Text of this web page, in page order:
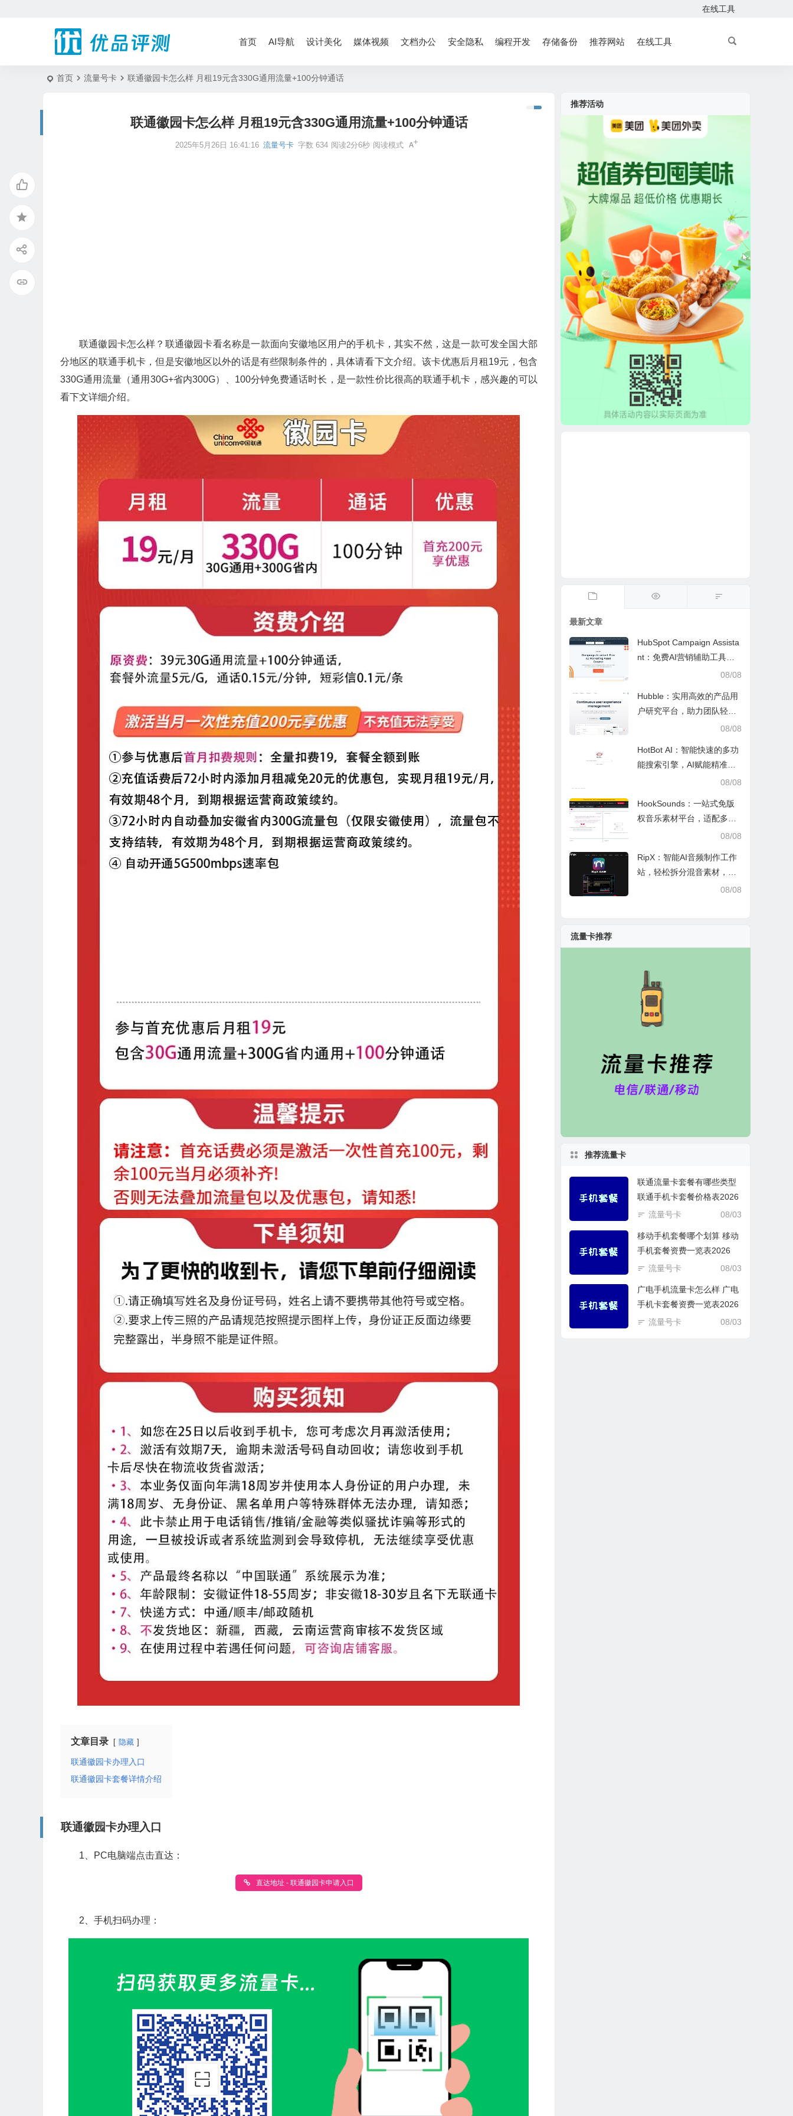
在线工具
首页 AI导航 设计美化 媒体视频 文档办公 安全隐私 编程开发 存储备份 推荐网站 在线工具
首页 流量号卡 联通徽园卡怎么样 月租19元含330G通用流量+100分钟通话
联通徽园卡怎么样 月租19元含330G通用流量+100分钟通话
2025年5月26日 16:41:16 流量号卡 字数 634 阅读2分6秒 阅读模式
联通徽园卡怎么样？联通徽园卡看名称是一款面向安徽地区用户的手机卡，其实不然，这是一款可发全国大部
分地区的联通手机卡，但是安徽地区以外的话是有些限制条件的，具体请看下文介绍。该卡优惠后月租19元，包含
330G通用流量（通用30G+省内300G）、100分钟免费通话时长，是一款性价比很高的联通手机卡，感兴趣的可以
看下文详细介绍。
文章目录 隐藏
联通徽园卡办理入口
联通徽园卡套餐详情介绍
联通徽园卡办理入口
1、PC电脑端点击直达：
直达地址 - 联通徽园卡申请入口
2、手机扫码办理：
推荐活动
最新文章
HubSpot Campaign Assista
nt：免费AI营销辅助工具，
快速写文案提效优化营销工
08/08
Hubble：实用高效的产品用
户研究平台，助力团队轻松
08/08
HotBot AI：智能快速的多功
能搜索引擎，AI赋能精准检
08/08
HookSounds：一站式免版
权音乐素材平台，适配多场
08/08
RipX：智能AI音频制作工作
站，轻松拆分混音素材，助
08/08
流量卡推荐
推荐流量卡
联通流量卡套餐有哪些类型
联通手机卡套餐价格表2026
08/03
流量号卡
移动手机套餐哪个划算 移动
手机套餐资费一览表2026
08/03
流量号卡
广电手机流量卡怎么样 广电
手机卡套餐资费一览表2026
08/03
流量号卡